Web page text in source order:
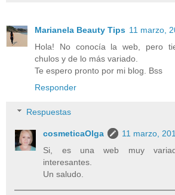
Marianela Beauty Tips 11 marzo,
Hola! No conocía la web, pero
chulos y de lo más variado.
Te espero pronto por mi blog. Bss
Responder
Respuestas
cosmeticaOlga
11 marzo,
Si, es una web muy
interesantes.
Un saludo.